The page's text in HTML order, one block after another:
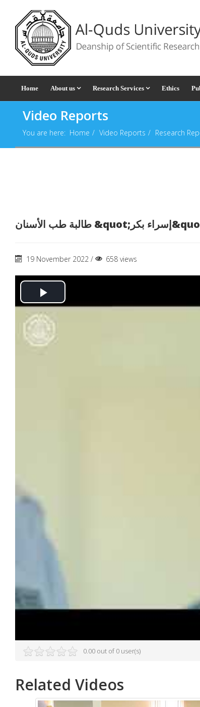
Home About us Research Services Ethics
Video Reports
You are here: Home Video Reports Research
19 November 2022 / 658 views
Play
Video
0.00 out of 0 user(s)
Related Videos